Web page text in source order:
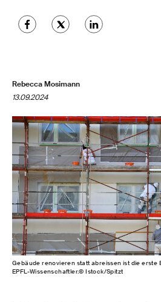
Rebecca Mosimann
13.09.2024
Gebäude renovieren statt abreissen ist die erste
EPFL-Wissenschaftler.© Istock/Spitzt